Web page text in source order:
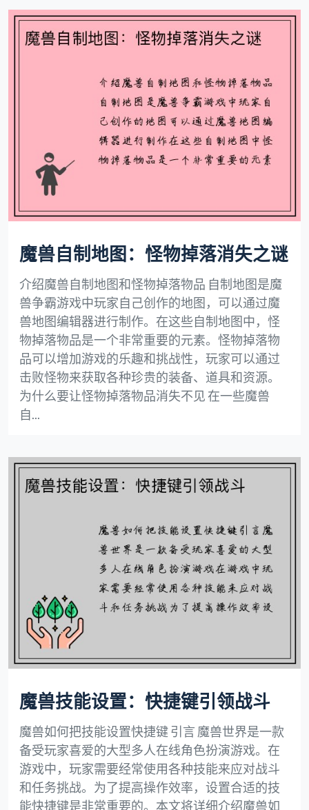
魔兽自制地图：怪物掉落消失之谜
介绍魔兽自制地图和怪物掉落物品 自制地图是魔
兽争霸游戏中玩家自己创作的地图，可以通过魔
兽地图编辑器进行制作。在这些自制地图中，怪
物掉落物品是一个非常重要的元素。怪物掉落物
品可以增加游戏的乐趣和挑战性，玩家可以通过
击败怪物来获取各种珍贵的装备、道具和资源。
为什么要让怪物掉落物品消失不见 在一些魔兽
自...
魔兽技能设置：快捷键引领战斗
魔兽如何把技能设置快捷键 引言 魔兽世界是一款
备受玩家喜爱的大型多人在线角色扮演游戏。在
游戏中，玩家需要经常使用各种技能来应对战斗
和任务挑战。为了提高操作效率，设置合适的技
能快捷键是非常重要的。本文将详细介绍魔兽如